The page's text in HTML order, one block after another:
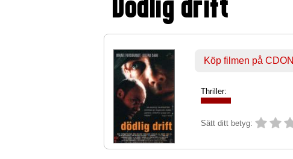
Köp filmen på CDON
Thriller:
Sätt ditt betyg: